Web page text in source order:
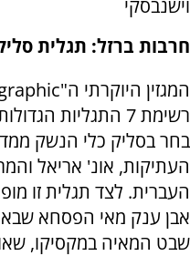
וישנבסקי
חרבות ברזל: תגלית
בחר בסליק כלי הנשק
העתיקות, אונ' אריאל
העברית. לצד תגלית זו
אבן ענק מאי הפסחא
שבט המאיה במקסיקו,